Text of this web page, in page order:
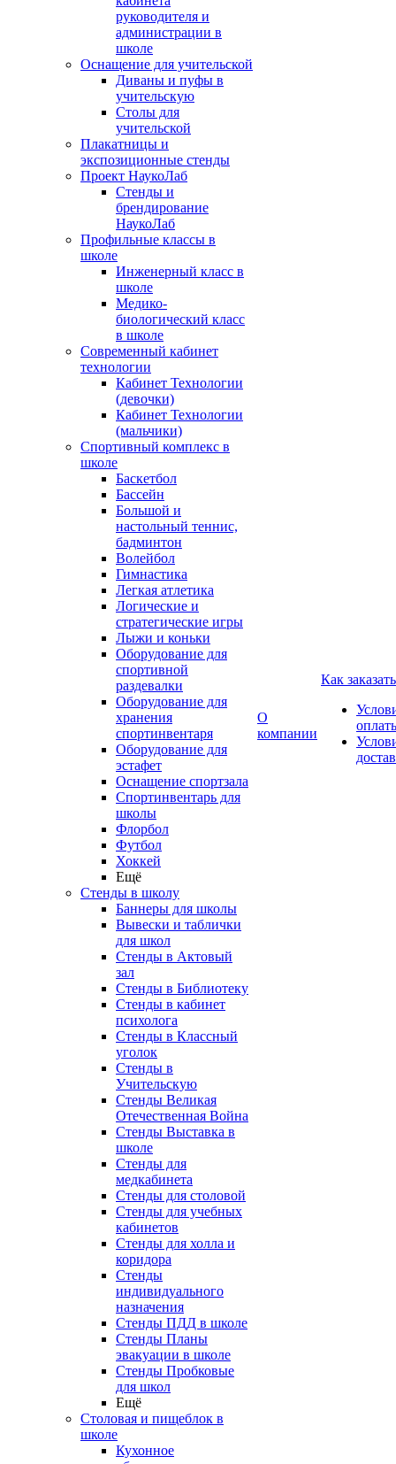
руководителя и
администрации в
школе
Оснащение для учительской
Диваны и пуфы в
учительскую
Столы для
учительской
Плакатницы и
экспозиционные стенды
Проект НаукоЛаб
Стенды и
брендирование
НаукоЛаб
Профильные классы в
школе
Инженерный класс в
школе
Медико-
биологический класс
в школе
Современный кабинет
технологии
Кабинет Технологии
(девочки)
Кабинет Технологии
(мальчики)
Спортивный комплекс в
школе
Баскетбол
Бассейн
Большой и
настольный теннис,
бадминтон
Волейбол
Гимнастика
Легкая атлетика
Логические и
стратегические игры
Лыжи и коньки
Оборудование для
спортивной
раздевалки
Оборудование для
хранения
спортинвентаря
Оборудование для
эстафет
Оснащение спортзала
Спортинвентарь для
школы
Флорбол
Футбол
Хоккей
Ещё
Стенды в школу
Баннеры для школы
Вывески и таблички
для школ
Стенды в Актовый
зал
Стенды в Библиотеку
Стенды в кабинет
психолога
Стенды в Классный
уголок
Стенды в
Учительскую
Стенды Великая
Отечественная Война
Стенды Выставка в
школе
Стенды для
медкабинета
Стенды для столовой
Стенды для учебных
кабинетов
Стенды для холла и
коридора
Стенды
индивидуального
назначения
Стенды ПДД в школе
Стенды Планы
эвакуации в школе
Стенды Пробковые
для школ
Ещё
Столовая и пищеблок в
школе
Кухонное
О
компании
Как